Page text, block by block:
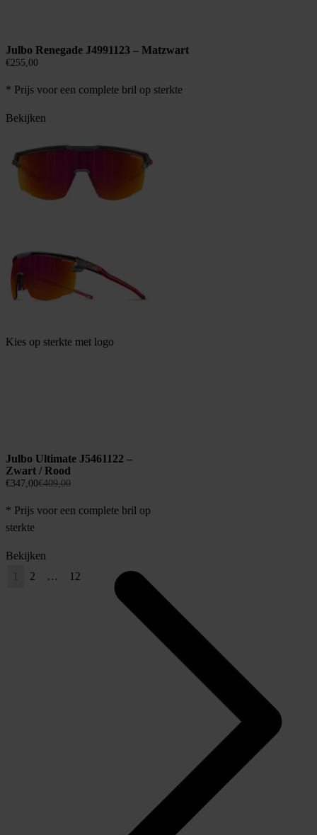
Julbo Renegade J4991123 – Matzwart
€255,00
* Prijs voor een complete bril op sterkte
Bekijken
Kies op sterkte met logo
Julbo Ultimate J5461122 –
Zwart / Rood
€409,00
Oorspronkelijke
was:
€409,00.
€347,00
Huidige
is:
€347,00.
* Prijs voor een complete bril op
sterkte
Bekijken
1
2 … 12